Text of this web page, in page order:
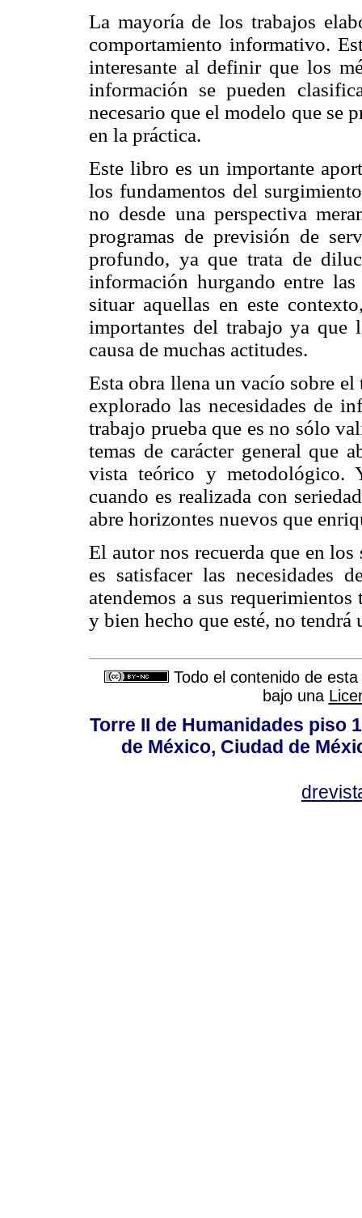
La mayoría de los trabajos
comportamiento informativo.
interesante al definir que los
información se pueden
necesario que el modelo que se
en la práctica.
Este libro es un importante
los fundamentos del
no desde una perspectiva
programas de previsión de
profundo, ya que trata de
información hurgando entre
situar aquellas en este
importantes del trabajo ya que
causa de muchas actitudes.
Esta obra llena un vacío sobre el
explorado las necesidades de
trabajo prueba que es no sólo
temas de carácter general que
vista teórico y metodológico.
cuando es realizada con
abre horizontes nuevos que
El autor nos recuerda que en
es satisfacer las
atendemos a sus
y bien hecho que esté, no tendrá
Todo el contenido de
bajo una
Torre II de Humanidades piso
de México, Ciudad de